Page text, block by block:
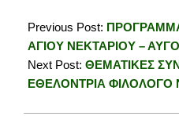
Previous Post:
ΑΓΙΟΥ ΝΕΚΤΑΡΙΟΥ –
Next Post: ΘΕΜΑΤΙΚΕΣ
ΕΘΕΛΟΝΤΡΙΑ ΦΙΛΟΛΟΓΟ